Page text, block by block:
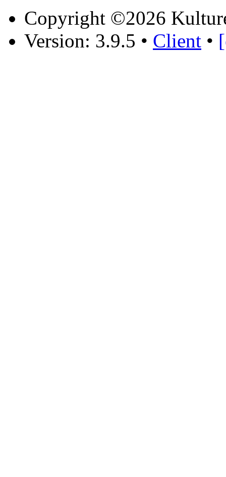
Copyright ©2026
Version: 3.9.5 • Client •